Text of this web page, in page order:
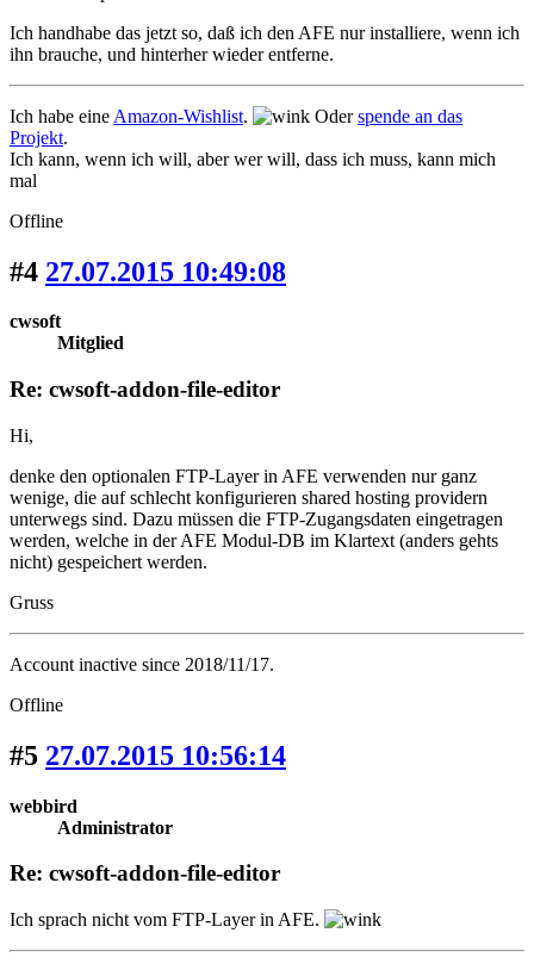
Ich handhabe das jetzt so, daß ich den AFE nur installiere, wenn ich
ihn brauche, und hinterher wieder entferne.
Ich habe eine Amazon-Wishlist. Oderspende an das
Projekt.
Ich kann, wenn ich will, aber wer will, dass ich muss, kann mich
mal
Offline
#4 27.07.2015 10:49:08
cwsoft
Mitglied
Re: cwsoft-addon-file-editor
Hi,
denke den optionalen FTP-Layer in AFE verwenden nur ganz
wenige, die auf schlecht konfigurieren shared hosting providern
unterwegs sind. Dazu müssen die FTP-Zugangsdaten eingetragen
werden, welche in der AFE Modul-DB im Klartext (anders gehts
nicht) gespeichert werden.
Gruss
Account inactive since 2018/11/17.
Offline
#5 27.07.2015 10:56:14
webbird
Administrator
Re: cwsoft-addon-file-editor
Ich sprach nicht vom FTP-Layer in AFE.